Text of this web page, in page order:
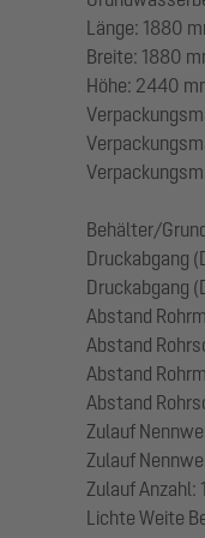
Länge: 1880
Breite: 1880
Höhe: 2440
Behälter/
Druckabgang
Druckabgang
Abstand
Abstand
Abstand
Abstand
Zulauf
Zulauf
Zulauf Anzahl: 1
Lichte Weite